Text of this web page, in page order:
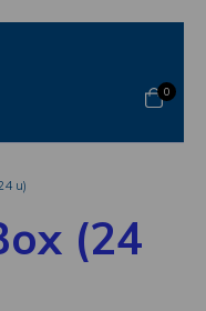
0
u)
(24